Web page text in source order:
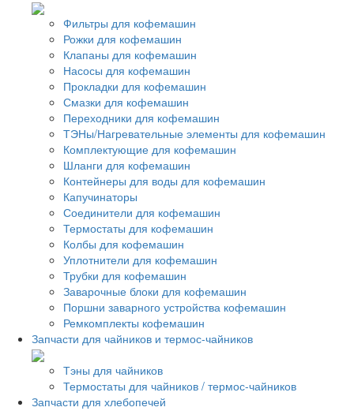
Фильтры для кофемашин
Рожки для кофемашин
Клапаны для кофемашин
Насосы для кофемашин
Прокладки для кофемашин
Смазки для кофемашин
Переходники для кофемашин
ТЭНы/Нагревательные элементы для кофемашин
Комплектующие для кофемашин
Шланги для кофемашин
Контейнеры для воды для кофемашин
Капучинаторы
Соединители для кофемашин
Термостаты для кофемашин
Колбы для кофемашин
Уплотнители для кофемашин
Трубки для кофемашин
Заварочные блоки для кофемашин
Поршни заварного устройства кофемашин
Ремкомплекты кофемашин
Запчасти для чайников и термос-чайников
Тэны для чайников
Термостаты для чайников / термос-чайников
Запчасти для хлебопечей